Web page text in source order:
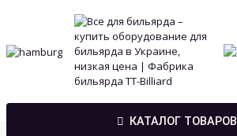
КАТАЛОГ ТОВАРОВ